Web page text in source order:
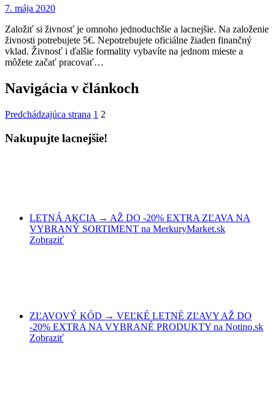
7. mája 2020
Založiť si živnosť je omnoho jednoduchšie a lacnejšie. Na založenie
živnosti potrebujete 5€. Nepotrebujete oficiálne žiaden finančný
vklad. Živnosť i ďalšie formality vybavíte na jednom mieste a
môžete začať pracovať…
Navigácia v článkoch
Predchádzajúca strana 1 2
Nakupujte lacnejšie!
LETNÁ AKCIA → AŽ DO -20% EXTRA ZĽAVA NA
VYBRANÝ SORTIMENT na MerkuryMarket.sk
Zobraziť
ZĽAVOVÝ KÓD → VEĽKÉ LETNÉ ZĽAVY AŽ DO
-20% EXTRA NA VYBRANÉ PRODUKTY na Notino.sk
Zobraziť